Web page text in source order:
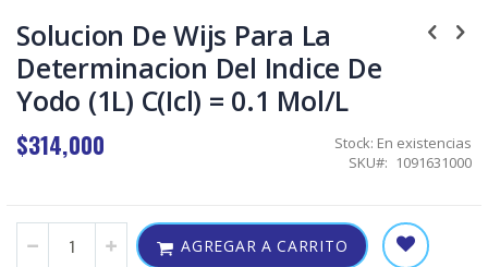
to
the
beginning
of
the
gallery
Solucion De Wijs Para La
Determinacion Del Indice De
Yodo (1L) C(Icl) = 0.1 Mol/L
$314,000 Stock: En existencias
SKU
1091631000
AGREGAR A CARRITO